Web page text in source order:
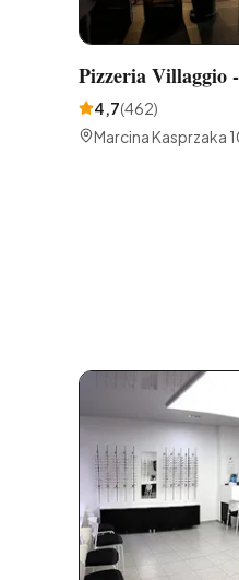
Pizzeria Villaggio
4,7(462)
Marcina Kasprzaka